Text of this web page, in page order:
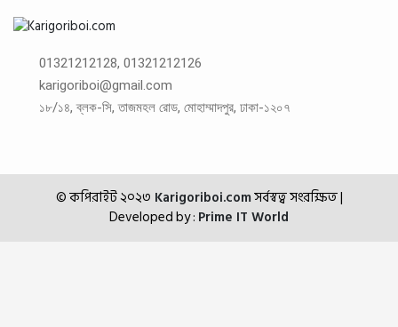
01321212128, 01321212126
karigoriboi@gmail.com
১৮/১৪, ব্লক-সি, তাজমহল রোড, মোহাম্মাদপুর, ঢাকা-১২০৭
© কপিরাইট ২০২৩ Karigoriboi.comসর্বস্বত্ব সংরক্ষিত|
Developed by : Prime IT World